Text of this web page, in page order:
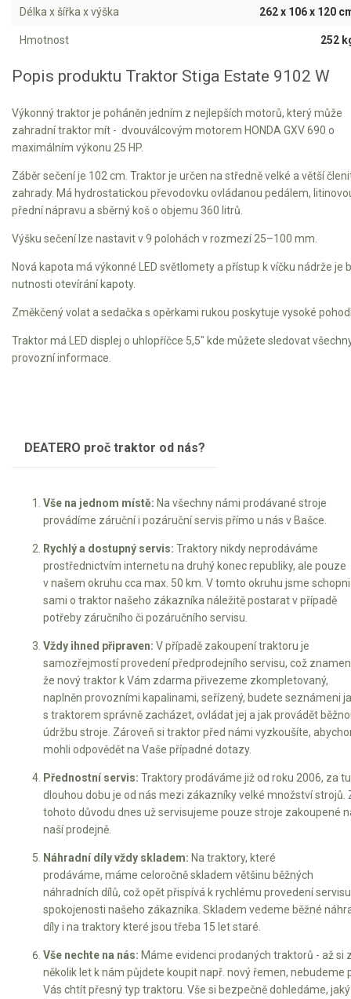
Sněhové frézy
Vertikutátory
Kultivátory
Nůžky na živý plot
Vysavače a foukače
Elektrocentrály
Elektrické skútry
Elektrické tříkolky pro seniory
Elektrické tříkolky pracovní
Náhradní díly
Zahradní traktory
Řetězové pily
Náhradní díly pro křovinořezy
Náhradní díly pro sekačky
Délka x šířka x výška 262 x 106 x 120
Hmotnost 252
Popis produktu Traktor Stiga Estate 9102 W
Výkonný traktor je poháněn jedním z nejlepších motorů, který může
zahradní traktor mít - dvouválcovým motorem HONDA GXV 690 o
maximálním výkonu 25 HP.
Záběr sečení je 102 cm. Traktor je určen na středně velké a větší
zahrady. Má hydrostatickou převodovku ovládanou pedálem,
přední nápravu a sběrný koš o objemu 360 litrů.
Výšku sečení lze nastavit v 9 polohách v rozmezí 25–100 mm.
Nová kapota má výkonné LED světlomety a přístup k víčku nádrže je
nutnosti otevírání kapoty.
Změkčený volat a sedačka s opěrkami rukou poskytuje vysoké
Traktor má LED displej o uhlopříčce 5,5" kde můžete sledovat
provozní informace.
DEATERO proč traktor od nás?
Vše na jednom místě: Na všechny námi prodávané stroje
provádíme záruční i pozáruční servis přímo u nás v Bašce.
Rychlý a dostupný servis: Traktory nikdy neprodáváme
prostřednictvím internetu na druhý konec republiky, ale pouze
v našem okruhu cca max. 50 km. V tomto okruhu jsme
sami o traktor našeho zákazníka náležitě postarat v případě
potřeby záručního či pozáručního servisu.
Vždy ihned připraven: V případě zakoupení traktoru je
samozřejmostí provedení předprodejního servisu, což
že nový traktor k Vám zdarma přivezeme zkompletovaný,
naplněn provozními kapalinami, seřízený, budete seznámeni
s traktorem správně zacházet, ovládat jej a jak provádět
údržbu stroje. Zároveň si traktor před námi vyzkoušíte,
mohli odpovědět na Vaše případné dotazy.
Přednostní servis: Traktory prodáváme již od roku 2006, za
dlouhou dobu je od nás mezi zákazníky velké množství strojů.
tohoto důvodu dnes už servisujeme pouze stroje zakoupené
naší prodejně.
Náhradní díly vždy skladem: Na traktory, které
prodáváme, máme celoročně skladem většinu běžných
náhradních dílů, což opět přispívá k rychlému provedení
spokojenosti našeho zákazníka. Skladem vedeme běžné
díly i na traktory které jsou třeba 15 let staré.
Vše nechte na nás: Máme evidenci prodaných traktorů - až si
několik let k nám půjdete koupit např. nový řemen, nebudeme
Vás chtít přesný typ traktoru. Vše si bezpečně dohledáme, jaký